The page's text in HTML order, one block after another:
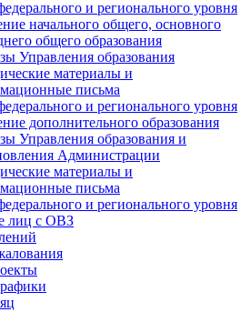
и регионального уровня
начального общего, основного
общего образования
Управления образования
материалы и
письма
и регионального уровня
дополнительного образования
Управления образования и
Администрации
материалы и
письма
и регионального уровня
лиц с ОВЗ